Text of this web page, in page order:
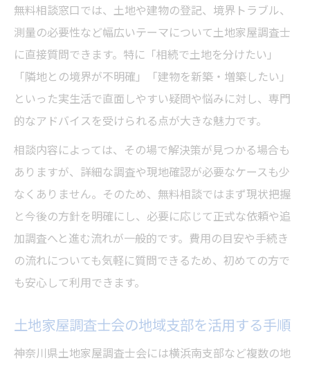
無料相談窓口では、土地や建物の登記、境界トラブル、
測量の必要性など幅広いテーマについて土地家屋調査士
に直接質問できます。特に「相続で土地を分けたい」
「隣地との境界が不明確」「建物を新築・増築したい」
といった実生活で直面しやすい疑問や悩みに対し、専門
的なアドバイスを受けられる点が大きな魅力です。
相談内容によっては、その場で解決策が見つかる場合も
ありますが、詳細な調査や現地確認が必要なケースも少
なくありません。そのため、無料相談ではまず現状把握
と今後の方針を明確にし、必要に応じて正式な依頼や追
加調査へと進む流れが一般的です。費用の目安や手続き
の流れについても気軽に質問できるため、初めての方で
も安心して利用できます。
土地家屋調査士会の地域支部を活用する手順
神奈川県土地家屋調査士会には横浜南支部など複数の地